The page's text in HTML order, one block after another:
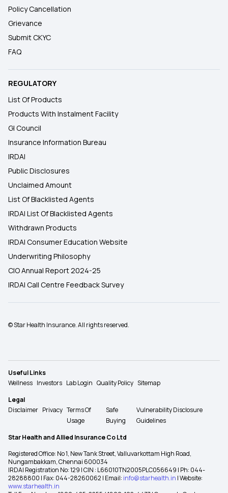
Policy Cancellation
Grievance
Submit CKYC
FAQ
REGULATORY
List Of Products
Products With Instalment Facility
GI Council
Insurance Information Bureau
IRDAI
Public Disclosures
Unclaimed Amount
List Of Blacklisted Agents
IRDAI List Of Blacklisted Agents
Withdrawn Products
IRDAI Consumer Education Website
Underwriting Philosophy
CIO Annual Report 2024-25
IRDAI Call Centre Feedback Survey
© Star Health Insurance. All rights reserved.
Useful Links
Wellness Investors Lab Login Quality Policy Sitemap
Legal
Disclaimer Privacy Terms Of
Usage
Safe
Buying
Vulnerability Disclosure
Guidelines
Star Health and Allied Insurance Co Ltd
Registered Office: No 1, New Tank Street, Valluvarkottam High Road,
Nungambakkam, Chennai 600034
IRDAI Registration No: 129 | CIN : L66010TN2005PLC056649 | Ph: 044-
28288800 | Fax: 044-28260062 | Email: info@starhealth.in | Website:
www.starhealth.in